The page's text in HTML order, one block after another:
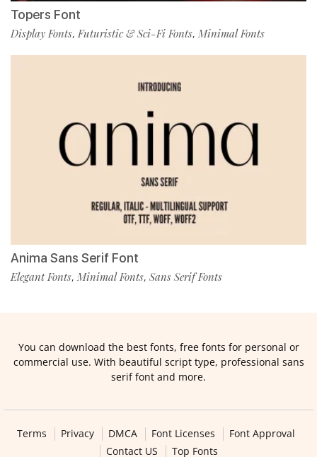
Topers Font
Display Fonts,Futuristic & Sci-Fi Fonts, Minimal Fonts
Anima Sans Serif Font
Elegant Fonts, Minimal Fonts, Sans Serif Fonts
You can download the best fonts, free fonts for personal or
commercial use. With beautiful script type, professional sans
serif font and more.
Terms Privacy DMCA Font Licenses
Font Approval
Contact US
Top Fonts